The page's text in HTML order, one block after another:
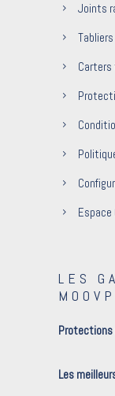
Joints
Espace
LES
Protections
Les